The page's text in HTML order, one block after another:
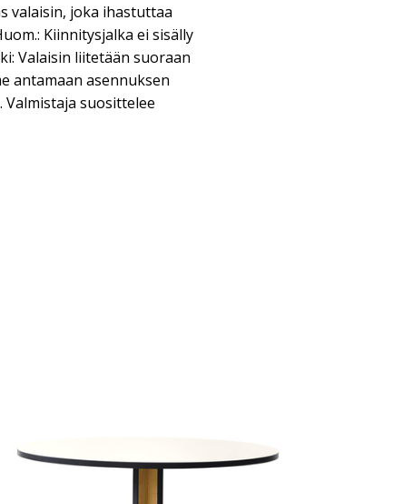
valaisin, joka ihastuttaa
Kiinnitysjalka ei sisälly
Valaisin liitetään suoraan
antamaan asennuksen
suosittelee